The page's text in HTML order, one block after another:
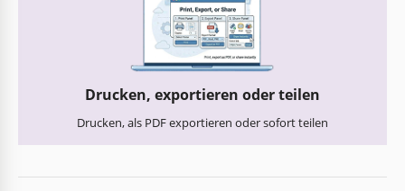
Drucken, exportieren oder teilen
Drucken, als PDF exportieren oder sofort teilen